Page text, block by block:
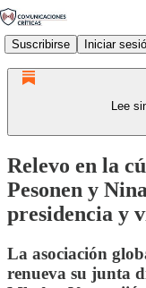
Suscribirse Iniciar
Lee
Relevo en la
Pesonen y
presidencia y
La asociación
renueva su junta